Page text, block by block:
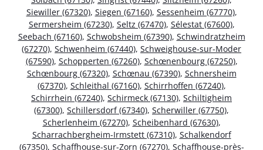
Siewiller (67320), Siegen (67160), Sessenheim (67770),
Sermersheim (67230), Seltz (67470), Sélestat (67600),
Seebach (67160), Schwobsheim (67390), Schwindratzheim
(67270), Schwenheim (67440), Schweighouse-sur-Moder
(67590), Schopperten (67260), Schœnenbourg (67250),
Schœnbourg (67320), Schœnau (67390), Schnersheim
(67370), Schleithal (67160), Schirrhoffen (67240),
Schirrhein (67240), Schirmeck (67130), Schiltigheim
(67300), Schillersdorf (67340), Scherwiller (67750),
Scherlenheim (67270), Scheibenhard (67630),
Scharrachbergheim-Irmstett (67310), Schalkendorf
(67350), Schaffhouse-sur-Zorn (67270), Schaffhouse-près-